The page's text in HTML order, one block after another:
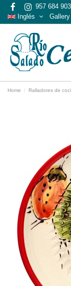
957 684 903
Inglés
Gallery
Home Ralladores de